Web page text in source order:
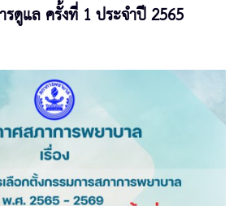
ดูแล ครั้งที่ 1 ประจำปี 2565